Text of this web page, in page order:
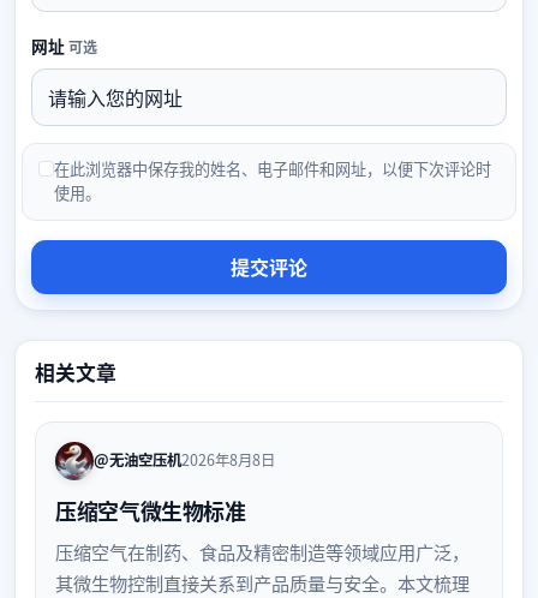
网址 可选
在此浏览器中保存我的姓名、电子邮件和网址，以便下次评论时
使用。
相关文章
@无油空压机2026年8月8日
压缩空气微生物标准
压缩空气在制药、食品及精密制造等领域应用广泛，
其微生物控制直接关系到产品质量与安全。本文梳理